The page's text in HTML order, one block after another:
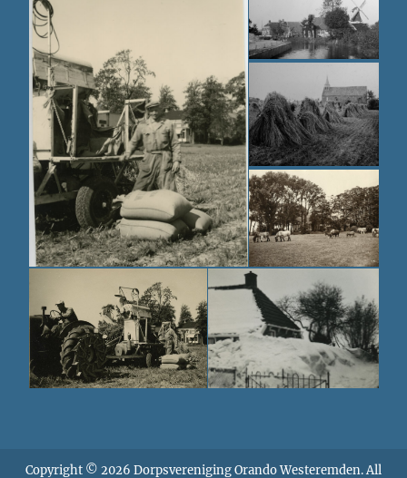
Copyright © 2026 Dorpsvereniging Orando Westeremden. All